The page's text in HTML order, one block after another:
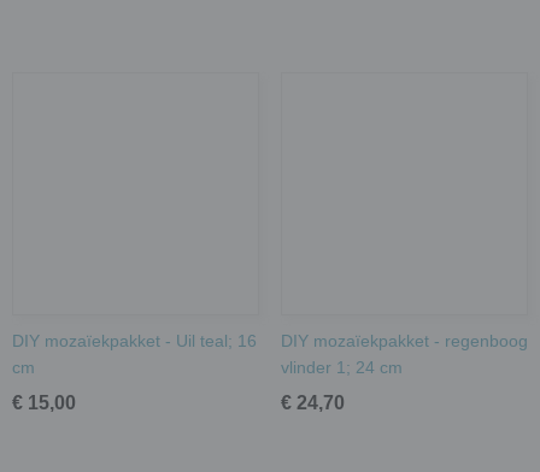
DIY mozaïekpakket - Uil teal; 16
cm
€ 15,00
DIY mozaïekpakket - regenboog
vlinder 1; 24 cm
€ 24,70